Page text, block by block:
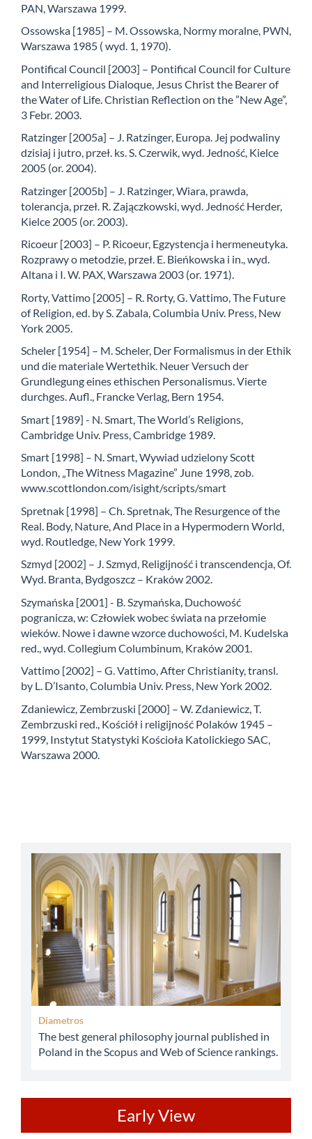
PAN, Warszawa 1999.
Ossowska [1985] – M. Ossowska, Normy moralne, PWN,
Warszawa 1985 ( wyd. 1, 1970).
Pontifical Council [2003] – Pontifical Council for Culture
and Interreligious Dialoque, Jesus Christ the Bearer of
the Water of Life. Christian Reflection on the ”New Age”,
3 Febr. 2003.
Ratzinger [2005a] – J. Ratzinger, Europa. Jej podwaliny
dzisiaj i jutro, przeł. ks. S. Czerwik, wyd. Jedność, Kielce
2005 (or. 2004).
Ratzinger [2005b] – J. Ratzinger, Wiara, prawda,
tolerancja, przeł. R. Zajączkowski, wyd. Jedność Herder,
Kielce 2005 (or. 2003).
Ricoeur [2003] – P. Ricoeur, Egzystencja i hermeneutyka.
Rozprawy o metodzie, przeł. E. Bieńkowska i in., wyd.
Altana i I. W. PAX, Warszawa 2003 (or. 1971).
Rorty, Vattimo [2005] – R. Rorty, G. Vattimo, The Future
of Religion, ed. by S. Zabala, Columbia Univ. Press, New
York 2005.
Scheler [1954] – M. Scheler, Der Formalismus in der Ethik
und die materiale Wertethik. Neuer Versuch der
Grundlegung eines ethischen Personalismus. Vierte
durchges. Aufl., Francke Verlag, Bern 1954.
Smart [1989] - N. Smart, The World’s Religions,
Cambridge Univ. Press, Cambridge 1989.
Smart [1998] – N. Smart, Wywiad udzielony Scott
London, „The Witness Magazine” June 1998, zob.
www.scottlondon.com/isight/scripts/smart
Spretnak [1998] – Ch. Spretnak, The Resurgence of the
Real. Body, Nature, And Place in a Hypermodern World,
wyd. Routledge, New York 1999.
Szmyd [2002] – J. Szmyd, Religijność i transcendencja, Of.
Wyd. Branta, Bydgoszcz – Kraków 2002.
Szymańska [2001] - B. Szymańska, Duchowość
pogranicza, w: Człowiek wobec świata na przełomie
wieków. Nowe i dawne wzorce duchowości, M. Kudelska
red., wyd. Collegium Columbinum, Kraków 2001.
Vattimo [2002] – G. Vattimo, After Christianity, transl.
by L. D’Isanto, Columbia Univ. Press, New York 2002.
Zdaniewicz, Zembrzuski [2000] – W. Zdaniewicz, T.
Zembrzuski red., Kościół i religijność Polaków 1945 –
1999, Instytut Statystyki Kościoła Katolickiego SAC,
Warszawa 2000.
abbey
Diametros
The best general philosophy journal published in
Poland in the Scopus and Web of Science rankings.
Early View